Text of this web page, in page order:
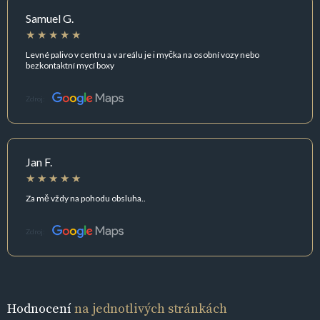
Samuel G.
Levné palivo v centru a v areálu je i myčka na osobní vozy nebo
bezkontaktní mycí boxy
Zdroj:
Jan F.
Za mě vždy na pohodu obsluha..
Zdroj:
Hodnocenína jednotlivých stránkách